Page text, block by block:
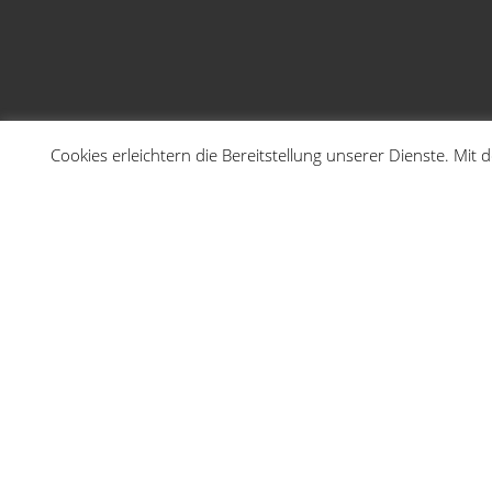
Cookies erleichtern die Bereitstellung unserer Dienste.